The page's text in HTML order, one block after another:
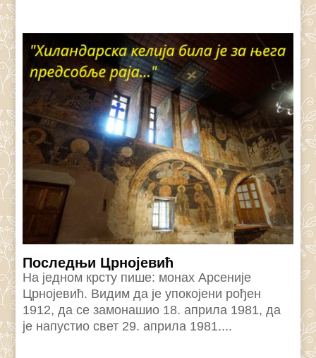
Последњи Црнојевић
На једном крсту пише: монах Арсеније
Црнојевић. Видим да је упокојени рођен
1912, да се замонашио 18. априла 1981, да
је напустио свет 29. априла 1981....